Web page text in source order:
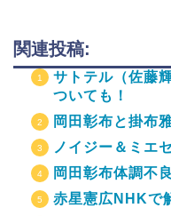
関連投稿:
サトテル（佐藤
ついても！
岡田彰布と掛布
ノイジー＆ミエ
岡田彰布体調不
赤星憲広NHKで